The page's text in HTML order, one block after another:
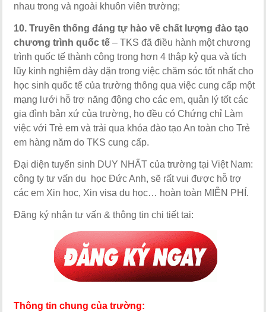
nhau trong và ngoài khuôn viên trường;
10. Truyền thống đáng tự hào về chất lượng đào tạo
chương trình quốc tế – TKS đã điều hành một chương
trình quốc tế thành công trong hơn 4 thập kỷ qua và tích
lũy kinh nghiệm dày dặn trong việc chăm sóc tốt nhất cho
học sinh quốc tế của trường thông qua việc cung cấp một
mạng lưới hỗ trợ năng động cho các em, quản lý tốt các
gia đình bản xứ của trường, họ đều có Chứng chỉ Làm
việc với Trẻ em và trải qua khóa đào tạo An toàn cho Trẻ
em hàng năm do TKS cung cấp.
Đại diện tuyển sinh DUY NHẤT của trường tại Việt Nam:
công ty tư vấn du học Đức Anh, sẽ rất vui được hỗ trợ
các em Xin học, Xin visa du học… hoàn toàn MIỄN PHÍ.
Đăng ký nhận tư vấn & thông tin chi tiết tại:
Thông tin chung của trường: